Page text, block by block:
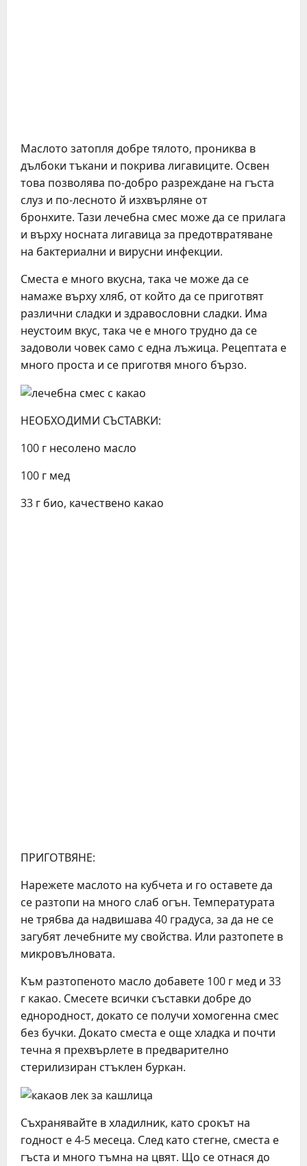
Маслото затопля добре тялото, прониква в
дълбоки тъкани и покрива лигавиците. Освен
това позволява по-добро разреждане на гъста
слуз и по-лесното й изхвърляне от
бронхите. Тази лечебна смес може да се прилага
и върху носната лигавица за предотвратяване
на бактериални и вирусни инфекции.
Сместа е много вкусна, така че може да се
намаже върху хляб, от който да се приготвят
различни сладки и здравословни сладки. Има
неустоим вкус, така че е много трудно да се
задоволи човек само с една лъжица. Рецептата е
много проста и се приготвя много бързо.
НЕОБХОДИМИ СЪСТАВКИ:
100 г несолено масло
100 г мед
33 г био, качествено какао
ПРИГОТВЯНЕ:
Нарежете маслото на кубчета и го оставете да
се разтопи на много слаб огън. Температурата
не трябва да надвишава 40 градуса, за да не се
загубят лечебните му свойства. Или разтопете в
микровълновата.
Към разтопеното масло добавете 100 г мед и 33
г какао. Смесете всички съставки добре до
еднородност, докато се получи хомогенна смес
без бучки. Докато сместа е още хладка и почти
течна я прехвърлете в предварително
стерилизиран стъклен буркан.
Съхранявайте в хладилник, като срокът на
годност е 4-5 месеца. След като стегне, сместа е
гъста и много тъмна на цвят. Що се отнася до